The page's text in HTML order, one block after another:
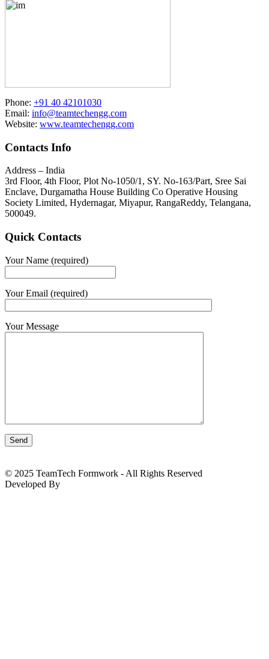
Phone: +91 40 42101030
Email: info@teamtechengg.com
Website: www.teamtechengg.com
Contacts Info
Address – India
3rd Floor, 4th Floor, Plot No-1050/1, SY. No-163/Part, Sree Sai
Enclave, Durgamatha House Building Co Operative Housing
Society Limited, Hydernagar, Miyapur, RangaReddy, Telangana,
500049.
Quick Contacts
Your Name (required)
Your Email (required)
Your Message
© 2025 TeamTech Formwork - All Rights Reserved
Developed By